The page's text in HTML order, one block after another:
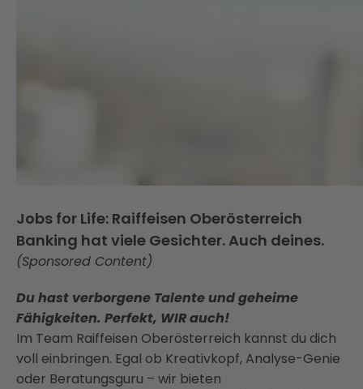
Jobs for Life: Raiffeisen Oberösterreich
Banking hat viele Gesichter. Auch deines.
(Sponsored Content)
Du hast verborgene Talente und geheime
Fähigkeiten. Perfekt, WIR auch!
Im Team Raiffeisen Oberösterreich kannst du dich
voll einbringen. Egal ob Kreativkopf, Analyse-Genie
oder Beratungsguru – wir bieten